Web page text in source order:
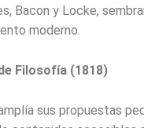
Bacon y Locke,
moderno.
Filosofía (1818)
sus propuestas